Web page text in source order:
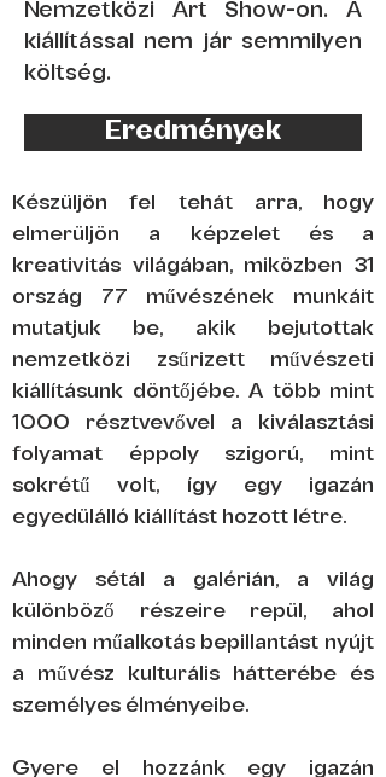
Nemzetközi Art Show-on. A
kiállítással nem jár semmilyen
költség.
Eredmények
Készüljön fel tehát arra, hogy
elmerüljön a képzelet és a
kreativitás világában, miközben 31
ország 77 művészének munkáit
mutatjuk be, akik bejutottak
nemzetközi zsűrizett művészeti
kiállításunk döntőjébe. A több mint
1000 résztvevővel a kiválasztási
folyamat éppoly szigorú, mint
sokrétű volt, így egy igazán
egyedülálló kiállítást hozott létre.
Ahogy sétál a galérián, a világ
különböző részeire repül, ahol
minden műalkotás bepillantást nyújt
a művész kulturális hátterébe és
személyes élményeibe.
Gyere el hozzánk egy igazán